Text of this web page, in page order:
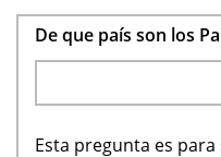
De que país son los
Esta pregunta es